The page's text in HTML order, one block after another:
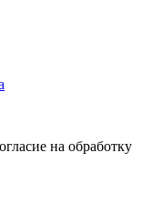
на обработку